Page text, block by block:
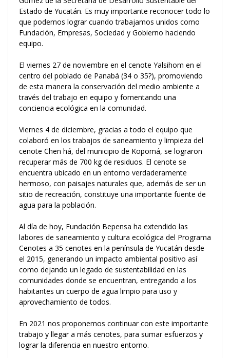
Estado de Yucatán. Es muy importante reconocer todo lo
que podemos lograr cuando trabajamos unidos como
Fundación, Empresas, Sociedad y Gobierno haciendo
equipo.
El viernes 27 de noviembre en el cenote Yalsihom en el
centro del poblado de Panabá (34 o 35?), promoviendo
de esta manera la conservación del medio ambiente a
través del trabajo en equipo y fomentando una
conciencia ecológica en la comunidad.
Viernes 4 de diciembre, gracias a todo el equipo que
colaboró en los trabajos de saneamiento y limpieza del
cenote Chen há, del municipio de Kopomá, se lograron
recuperar más de 700 kg de residuos. El cenote se
encuentra ubicado en un entorno verdaderamente
hermoso, con paisajes naturales que, además de ser un
sitio de recreación, constituye una importante fuente de
agua para la población.
Al día de hoy, Fundación Bepensa ha extendido las
labores de saneamiento y cultura ecológica del Programa
Cenotes a 35 cenotes en la península de Yucatán desde
el 2015, generando un impacto ambiental positivo así
como dejando un legado de sustentabilidad en las
comunidades donde se encuentran, entregando a los
habitantes un cuerpo de agua limpio para uso y
aprovechamiento de todos.
En 2021 nos proponemos continuar con este importante
trabajo y llegar a más cenotes, para sumar esfuerzos y
lograr la diferencia en nuestro entorno.